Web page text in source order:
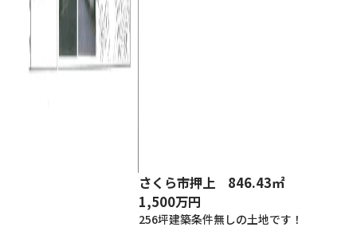
さくら市押上 846.43㎡
1,500万円
256坪建築条件無しの土地です！